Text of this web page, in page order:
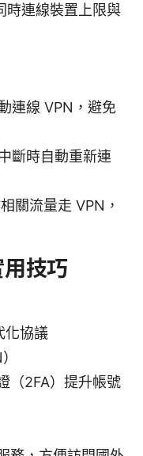
時連線裝置上限與
連線 VPN，避免
斷時自動重新連
關流量走 VPN，
技巧
化協議
（2FA）提升帳號